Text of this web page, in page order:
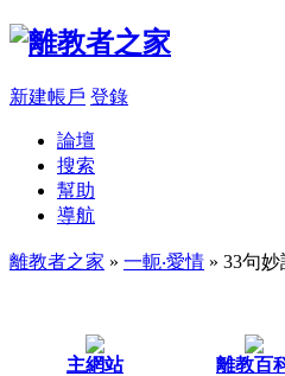
新建帳戶 登錄
論壇
搜索
幫助
導航
離教者之家 » 一軛‧愛情 » 33句
主網站 離教百